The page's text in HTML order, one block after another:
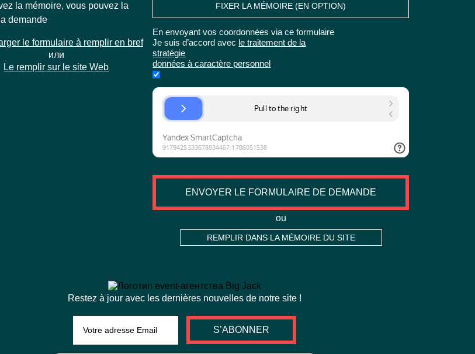
la mémoire, vous pouvez la
demande
le formulaire à remplir en bref
или
Le remplir sur le site Web
FIXER LA MÉMOIRE (EN OPTION)
En envoyant vos coordonnées via ce formulaire
Je suis d’accord avec le traitement de la
stratégie
données à caractère personnel
ENVOYER LE FORMULAIRE DE DEMANDE
ou
REMPLIR DANS LA MÉMOIRE DU SITE
Restez à jour avec les dernières nouvelles de notre site !
S’ABONNER